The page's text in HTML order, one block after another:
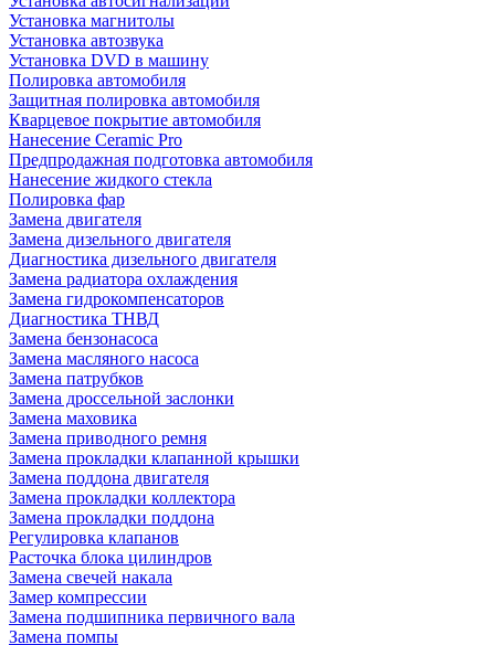
Установка магнитолы
Установка автозвука
Установка DVD в машину
Полировка автомобиля
Защитная полировка автомобиля
Кварцевое покрытие автомобиля
Нанесение Ceramic Pro
Предпродажная подготовка автомобиля
Нанесение жидкого стекла
Полировка фар
Замена двигателя
Замена дизельного двигателя
Диагностика дизельного двигателя
Замена радиатора охлаждения
Замена гидрокомпенсаторов
Диагностика ТНВД
Замена бензонасоса
Замена масляного насоса
Замена патрубков
Замена дроссельной заслонки
Замена маховика
Замена приводного ремня
Замена прокладки клапанной крышки
Замена поддона двигателя
Замена прокладки коллектора
Замена прокладки поддона
Регулировка клапанов
Расточка блока цилиндров
Замена свечей накала
Замер компрессии
Замена подшипника первичного вала
Замена помпы